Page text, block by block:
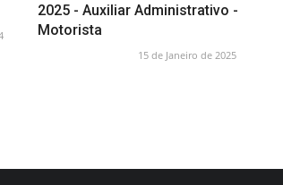
2025 - Auxiliar Administrativo -
Motorista
15 de Janeiro de 2025